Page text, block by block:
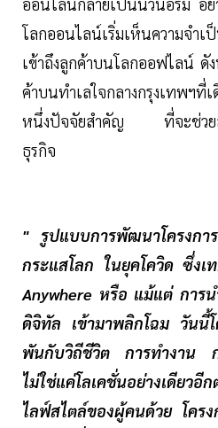
ออนไลน์กลายเป็นนิวนอร์ม อ
โลกออนไลน์เริ่มเห็นความจำเ
เข้าถึงลูกค้าบนโลกออฟไลน์
ค้าบนทำเลใจกลางกรุงเทพฯ
หนึ่งปัจจัยสำคัญ ที่จะช่วยสร้
ธุรกิจ
" รูปแบบการพัฒนาโครงก
กระแสโลก ในยุคโควิด ซึ่ง
Anywhere หรือ แม้แต่ การ
ดิจิทัล เข้ามาพลิกโฉม วันนี้โ
พันกับวิถีชีวิต การทำงาน
ไม่ใช่แค่โลเคชั่นอย่างเดียว
ไลฟ์สไตล์ของผู้คนด้วย โคร